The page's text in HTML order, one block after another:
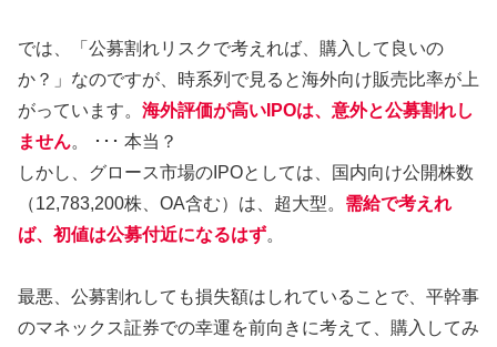
では、「公募割れリスクで考えれば、購入して良いの
か？」なのですが、時系列で見ると海外向け販売比率が上
がっています。 海外評価が高いIPOは、意外と公募割れし
ません。 ･･･ 本当？
しかし、グロース市場のIPOとしては、国内向け公開株数
（12,783,200株、OA含む）は、超大型。 需給で考えれ
ば、初値は公募付近になるはず。
最悪、公募割れしても損失額はしれていることで、平幹事
のマネックス証券での幸運を前向きに考えて、購入してみ